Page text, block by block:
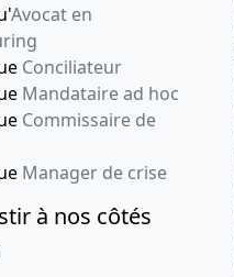
Avocat en
Conciliateur
Mandataire ad hoc
Commissaire de
Manager de crise
à nos côtés